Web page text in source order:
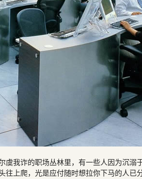
虞我诈的职场丛林里，有一些人因为沉溺
往上爬，光是应付随时想拉你下马的人已